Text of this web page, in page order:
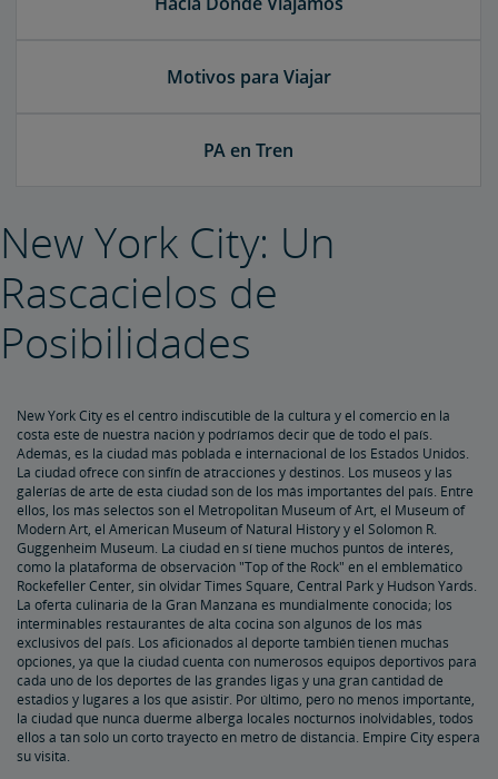
Motivos para Viajar
PA en Tren
New York City: Un
Rascacielos de
Posibilidades
New York City es el centro indiscutible de la cultura y el comercio en la
costa este de nuestra nación y podríamos decir que de todo el país.
Además, es la ciudad más poblada e internacional de los Estados Unidos.
La ciudad ofrece con sinfín de atracciones y destinos. Los museos y las
galerías de arte de esta ciudad son de los más importantes del país. Entre
ellos, los más selectos son el Metropolitan Museum of Art, el Museum of
Modern Art, el American Museum of Natural History y el Solomon R.
Guggenheim Museum. La ciudad en sí tiene muchos puntos de interés,
como la plataforma de observación "Top of the Rock" en el emblemático
Rockefeller Center, sin olvidar Times Square, Central Park y Hudson Yards.
La oferta culinaria de la Gran Manzana es mundialmente conocida; los
interminables restaurantes de alta cocina son algunos de los más
exclusivos del país. Los aficionados al deporte también tienen muchas
opciones, ya que la ciudad cuenta con numerosos equipos deportivos para
cada uno de los deportes de las grandes ligas y una gran cantidad de
estadios y lugares a los que asistir. Por último, pero no menos importante,
la ciudad que nunca duerme alberga locales nocturnos inolvidables, todos
ellos a tan solo un corto trayecto en metro de distancia. Empire City espera
su visita.